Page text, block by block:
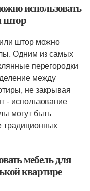
использовать
штор
штор можно
Одним из самых
перегородки
между
не закрывая
- использование
могут быть
традиционных
мебель для
квартире